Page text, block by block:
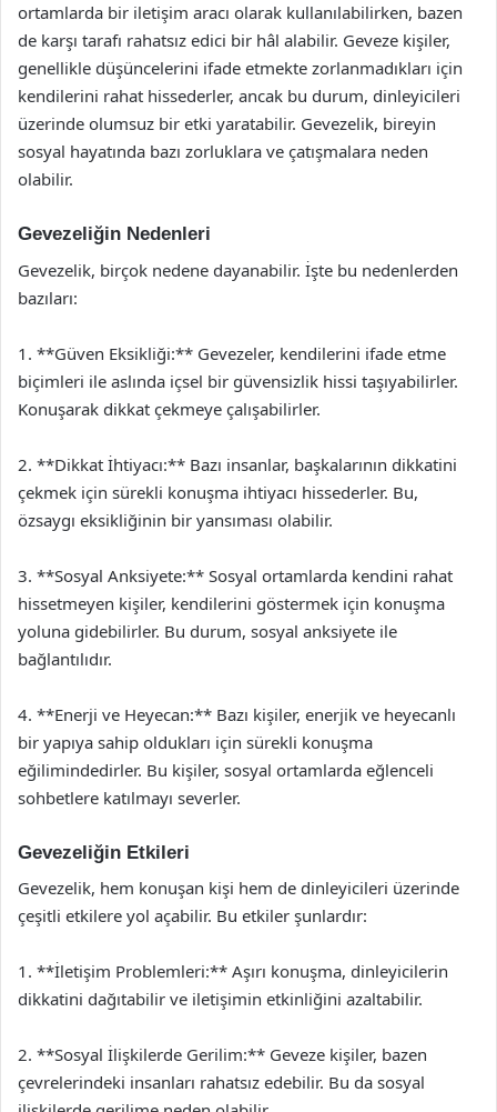
ortamlarda bir iletişim aracı olarak kullanılabilirken, bazen
de karşı tarafı rahatsız edici bir hâl alabilir. Geveze kişiler,
genellikle düşüncelerini ifade etmekte zorlanmadıkları için
kendilerini rahat hissederler, ancak bu durum, dinleyicileri
üzerinde olumsuz bir etki yaratabilir. Gevezelik, bireyin
sosyal hayatında bazı zorluklara ve çatışmalara neden
olabilir.
Gevezeliğin Nedenleri
Gevezelik, birçok nedene dayanabilir. İşte bu nedenlerden
bazıları:
1. **Güven Eksikliği:** Gevezeler, kendilerini ifade etme
biçimleri ile aslında içsel bir güvensizlik hissi taşıyabilirler.
Konuşarak dikkat çekmeye çalışabilirler.
2. **Dikkat İhtiyacı:** Bazı insanlar, başkalarının dikkatini
çekmek için sürekli konuşma ihtiyacı hissederler. Bu,
özsaygı eksikliğinin bir yansıması olabilir.
3. **Sosyal Anksiyete:** Sosyal ortamlarda kendini rahat
hissetmeyen kişiler, kendilerini göstermek için konuşma
yoluna gidebilirler. Bu durum, sosyal anksiyete ile
bağlantılıdır.
4. **Enerji ve Heyecan:** Bazı kişiler, enerjik ve heyecanlı
bir yapıya sahip oldukları için sürekli konuşma
eğilimindedirler. Bu kişiler, sosyal ortamlarda eğlenceli
sohbetlere katılmayı severler.
Gevezeliğin Etkileri
Gevezelik, hem konuşan kişi hem de dinleyicileri üzerinde
çeşitli etkilere yol açabilir. Bu etkiler şunlardır:
1. **İletişim Problemleri:** Aşırı konuşma, dinleyicilerin
dikkatini dağıtabilir ve iletişimin etkinliğini azaltabilir.
2. **Sosyal İlişkilerde Gerilim:** Geveze kişiler, bazen
çevrelerindeki insanları rahatsız edebilir. Bu da sosyal